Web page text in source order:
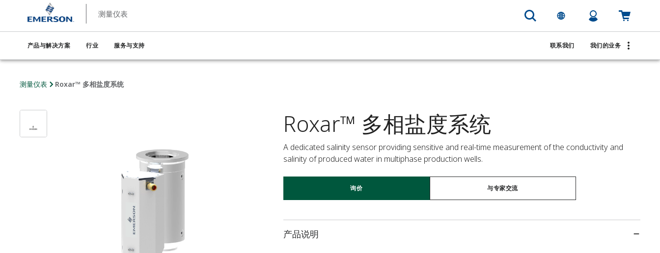
测量仪表
产品与解决方案 行业 服务与支持 联系我们 我们的业务
测量仪表 Roxar™ 多相盐度系统
Roxar™ 多相盐度系统
A dedicated salinity sensor providing sensitive and real-time measurement of the conductivity and
salinity of produced water in multiphase production wells.
询价 与专家交流
产品说明